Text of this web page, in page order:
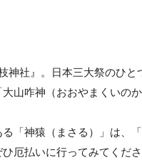
神社』。日本三大祭のひと
山咋神（おおやまくいの
「神猿（まさる）」は、
厄払いに行ってみてくださ